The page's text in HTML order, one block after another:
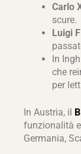
Carlo
scure.
Luigi
In
che
per
In Austria, il
funzionalità
Germania,